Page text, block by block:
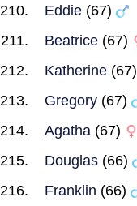
Eddie (67)
Beatrice (67)
Katherine (67)
Gregory (67)
Agatha (67)
Douglas (66)
Franklin (66)